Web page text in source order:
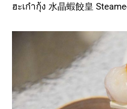
ฮะเก๋ากุ้ง 水晶蝦餃皇